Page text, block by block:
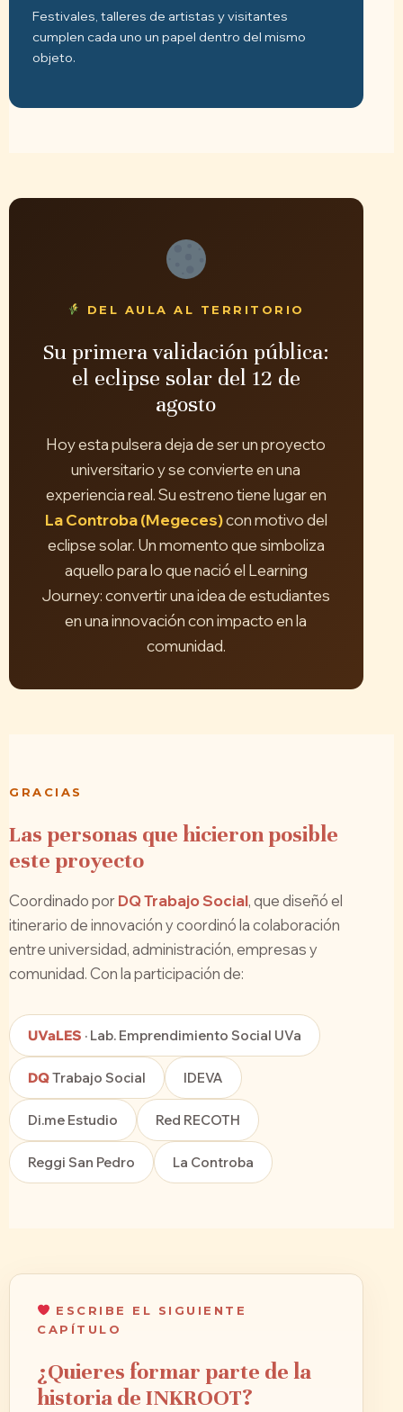
Festivales, talleres de artistas y visitantes
cumplen cada uno un papel dentro del mismo
objeto.
DEL AULA AL TERRITORIO
Su primera validación pública:
el eclipse solar del 12 de
agosto
Hoy esta pulsera deja de ser un proyecto
universitario y se convierte en una
experiencia real. Su estreno tiene lugar en
La Controba (Megeces)con motivo del
eclipse solar. Un momento que simboliza
aquello para lo que nació el Learning
Journey: convertir una idea de estudiantes
en una innovación con impacto en la
comunidad.
GRACIAS
Las personas que hicieron posible
este proyecto
Coordinado porDQ Trabajo Social, que diseñó el
itinerario de innovación y coordinó la colaboración
entre universidad, administración, empresas y
comunidad. Con la participación de:
UVaLES · Lab. Emprendimiento Social UVa
DQTrabajo Social IDEVA
Di.me Estudio Red RECOTH
Reggi San Pedro La Controba
ESCRIBE EL SIGUIENTE
CAPÍTULO
¿Quieres formar parte de la
historia de INKROOT?